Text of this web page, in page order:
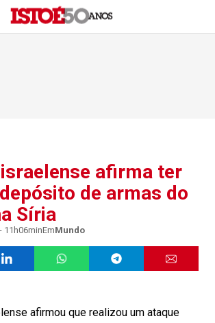
afirma ter
de armas do
Síria
11h06minEmMundo
afirmou que realizou um ataque